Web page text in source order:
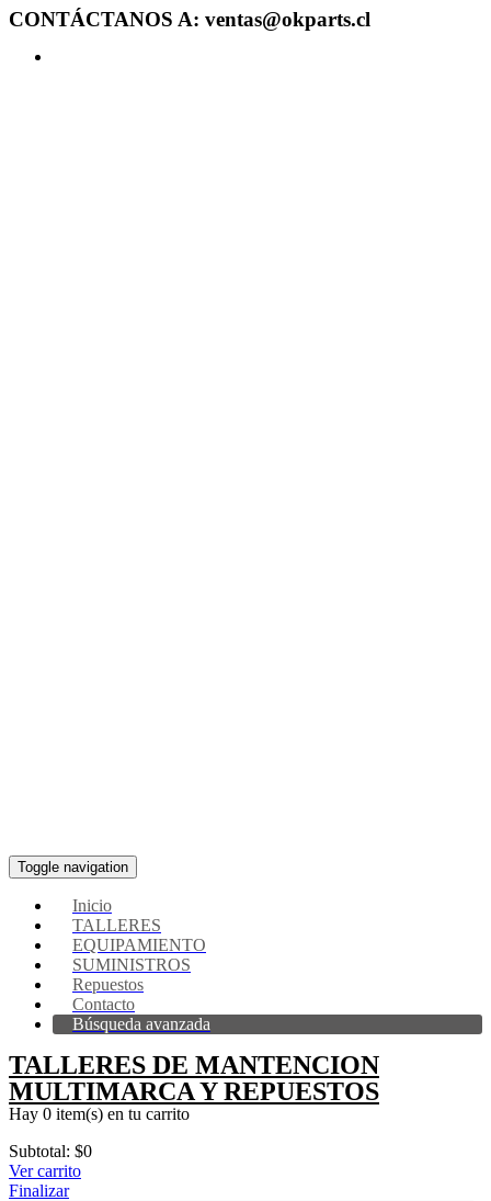
CONTÁCTANOS A: ventas@okparts.cl
Toggle navigation
Inicio
TALLERES
EQUIPAMIENTO
SUMINISTROS
Repuestos
Contacto
Búsqueda avanzada
TALLERES DE MANTENCION
MULTIMARCA Y REPUESTOS
Hay 0 item(s) en tu carrito
Subtotal: $0
Ver carrito
Finalizar